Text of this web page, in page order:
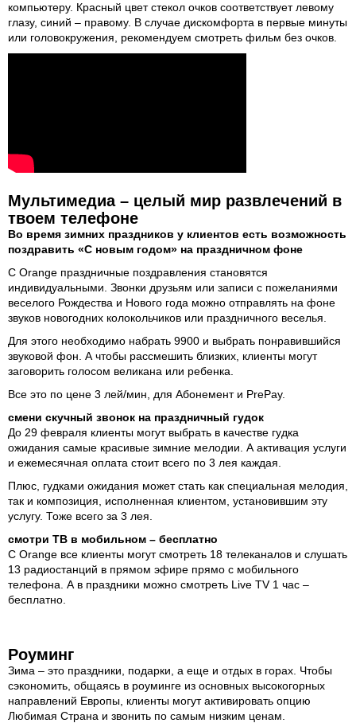
компьютеру. Красный цвет стекол очков соответствует левому
глазу, синий – правому. В случае дискомфорта в первые минуты
или головокружения, рекомендуем смотреть фильм без очков.
Мультимедиа – целый мир развлечений в
твоем телефоне
Во время зимних праздников у клиентов есть возможность
поздравить «С новым годом» на праздничном фоне
С Orange праздничные поздравления становятся
индивидуальными. Звонки друзьям или записи с пожеланиями
веселого Рождества и Нового года можно отправлять на фоне
звуков новогодних колокольчиков или праздничного веселья.
Для этого необходимо набрать 9900 и выбрать понравившийся
звуковой фон. А чтобы рассмешить близких, клиенты могут
заговорить голосом великана или ребенка.
Все это по цене 3 лей/мин, для Абонемент и PrePay.
смени скучный звонок на праздничный гудок
До 29 февраля клиенты могут выбрать в качестве гудка
ожидания самые красивые зимние мелодии. А активация услуги
и ежемесячная оплата стоит всего по 3 лея каждая.
Плюс, гудками ожидания может стать как специальная мелодия,
так и композиция, исполненная клиентом, установившим эту
услугу. Тоже всего за 3 лея.
смотри ТВ в мобильном – бесплатно
С Orange все клиенты могут смотреть 18 телеканалов и слушать
13 радиостанций в прямом эфире прямо с мобильного
телефона. А в праздники можно смотреть Live TV 1 час –
бесплатно.
Роуминг
Зима – это праздники, подарки, а еще и отдых в горах. Чтобы
сэкономить, общаясь в роуминге из основных высокогорных
направлений Европы, клиенты могут активировать опцию
Любимая Страна и звонить по самым низким ценам.